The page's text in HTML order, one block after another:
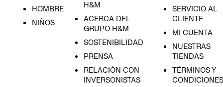
HOMBRE
NIÑOS
H&M
ACERCA DEL
GRUPO H&M
SOSTENIBILIDAD
PRENSA
RELACIÓN CON
INVERSONISTAS
SERVICIO AL
CLIENTE
MI CUENTA
NUESTRAS
TIENDAS
TÉRMINOS Y
CONDICIONES